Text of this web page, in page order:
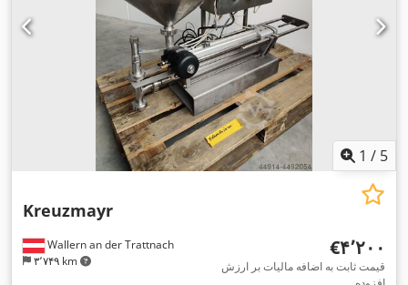
1 / 5
Wallern an der Trattnach
۳٬۷۴۹ km
Kreuzmayr
‎€۴٬۲۰۰
قیمت ثابت به اضافه مالیات بر ارزش